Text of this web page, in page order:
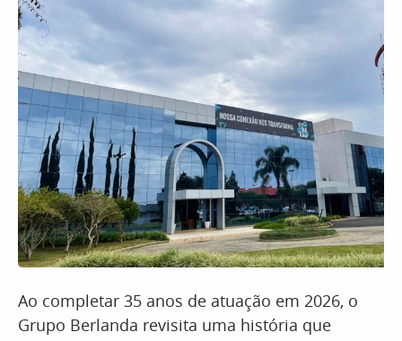
Ao completar 35 anos de atuação em 2026, o
Grupo Berlanda revisita uma história que